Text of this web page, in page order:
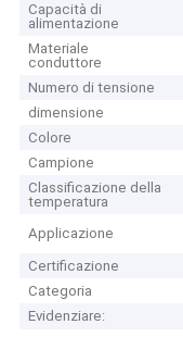
Capacità di
alimentazione
Materiale
conduttore
Numero di tensione
dimensione
Colore
Campione
Classificazione della
temperatura
Applicazione
Certificazione
Categoria
Evidenziare: